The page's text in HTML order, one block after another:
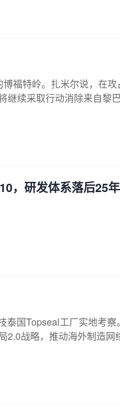
福特岭。扎米尔说，在
继续采取行动消除来自黎
，研发体系落后25
泰国Topseal工厂实地考
战略，推动海外制造网